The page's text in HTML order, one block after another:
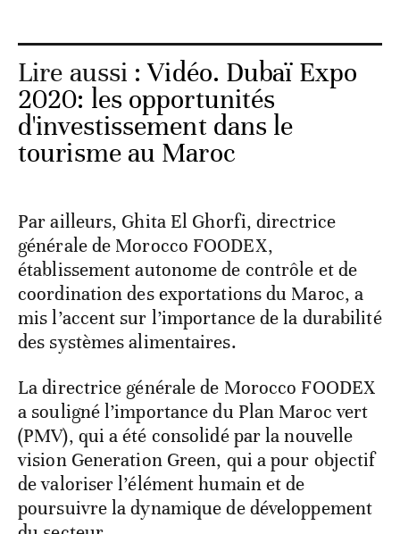
Lire aussi :Vidéo. Dubaï Expo
2020: les opportunités
d'investissement dans le
tourisme au Maroc
Par ailleurs, Ghita El Ghorfi, directrice
générale de Morocco FOODEX,
établissement autonome de contrôle et de
coordination des exportations du Maroc, a
mis l’accent sur l’importance de la durabilité
des systèmes alimentaires.
La directrice générale de Morocco FOODEX
a souligné l’importance du Plan Maroc vert
(PMV), qui a été consolidé par la nouvelle
vision Generation Green, qui a pour objectif
de valoriser l’élément humain et de
poursuivre la dynamique de développement